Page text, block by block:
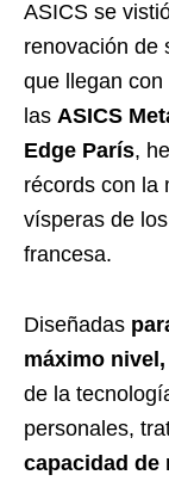
ASICS se
renovación de
que llegan
las ASICS
Edge París,
récords con la
vísperas de
francesa.
Diseñadas
máximo nivel,
de la
personales,
capacidad de